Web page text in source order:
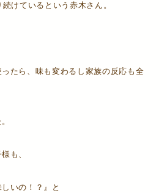
けているという赤木さん。
ったら、味も変わるし家族の反応も全
も、
いの！？』と